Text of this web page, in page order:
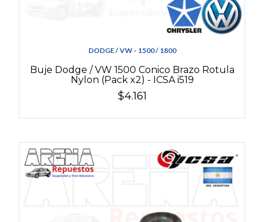
DODGE / VW - 1500 / 1800
Buje Dodge / VW 1500 Conico Brazo Rotula
Nylon (Pack x2) - ICSA i519
$4.161